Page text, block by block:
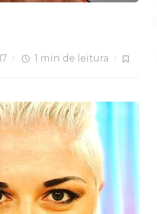
1 min de leitura